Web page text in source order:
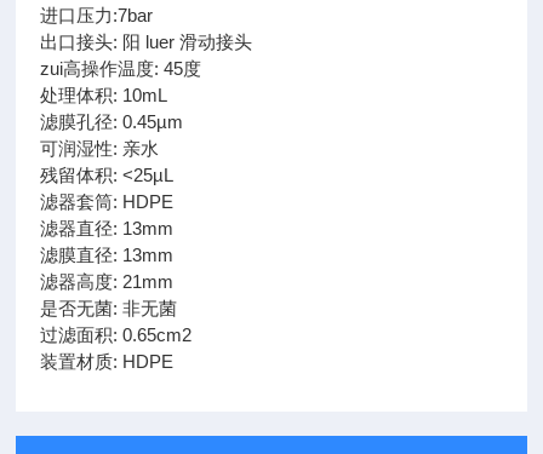
进口压力:7bar
出口接头: 阳 luer 滑动接头
zui高操作温度: 45度
处理体积: 10mL
滤膜孔径: 0.45µm
可润湿性: 亲水
残留体积: <25µL
滤器套筒: HDPE
滤器直径: 13mm
滤膜直径: 13mm
滤器高度: 21mm
是否无菌: 非无菌
过滤面积: 0.65cm2
装置材质: HDPE